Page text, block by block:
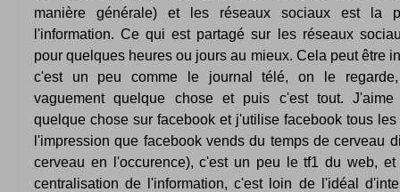
manière générale) et les réseaux sociaux est la
l'information. Ce qui est partagé sur les réseaux
pour quelques heures ou jours au mieux. Cela peut être
c'est un peu comme le journal télé, on le
vaguement quelque chose et puis c'est tout. J'aime
quelque chose sur facebook et j'utilise facebook tous
l'impression que facebook vends du temps de cerveau
cerveau en l'occurence), c'est un peu le tf1 du web,
centralisation de l'information, c'est loin de l'idéal